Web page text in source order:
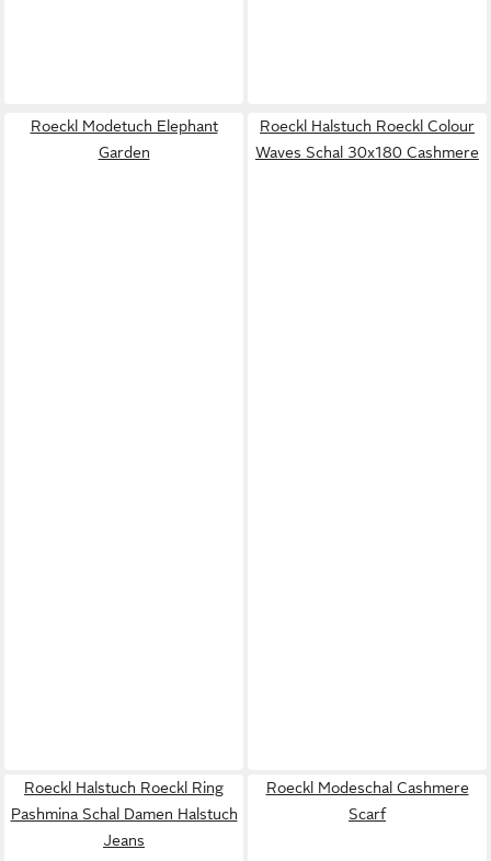
Roeckl Modetuch Elephant
Garden
Roeckl Halstuch Roeckl Colour
Waves Schal 30x180 Cashmere
Roeckl Halstuch Roeckl Ring
Pashmina Schal Damen Halstuch
Jeans
Roeckl Modeschal Cashmere
Scarf